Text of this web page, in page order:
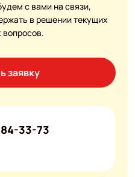
с вами на связи,
в решении текущих
заявку
33-73